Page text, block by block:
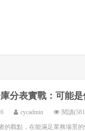
分表實戰：可能
cycadmin 閱讀
的觀點，在能滿足業務場景